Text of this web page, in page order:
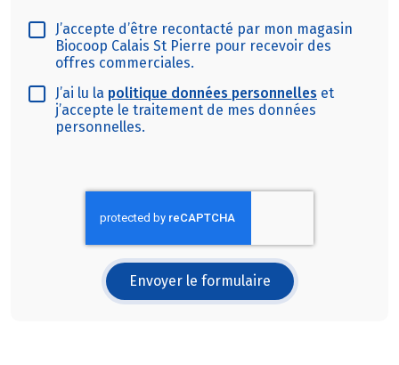
J’accepte d’être recontacté par mon magasin
Biocoop Calais St Pierre pour recevoir des
offres commerciales.
J’ai lu la politique données personnelles et
j’accepte le traitement de mes données
personnelles.
Envoyer le formulaire